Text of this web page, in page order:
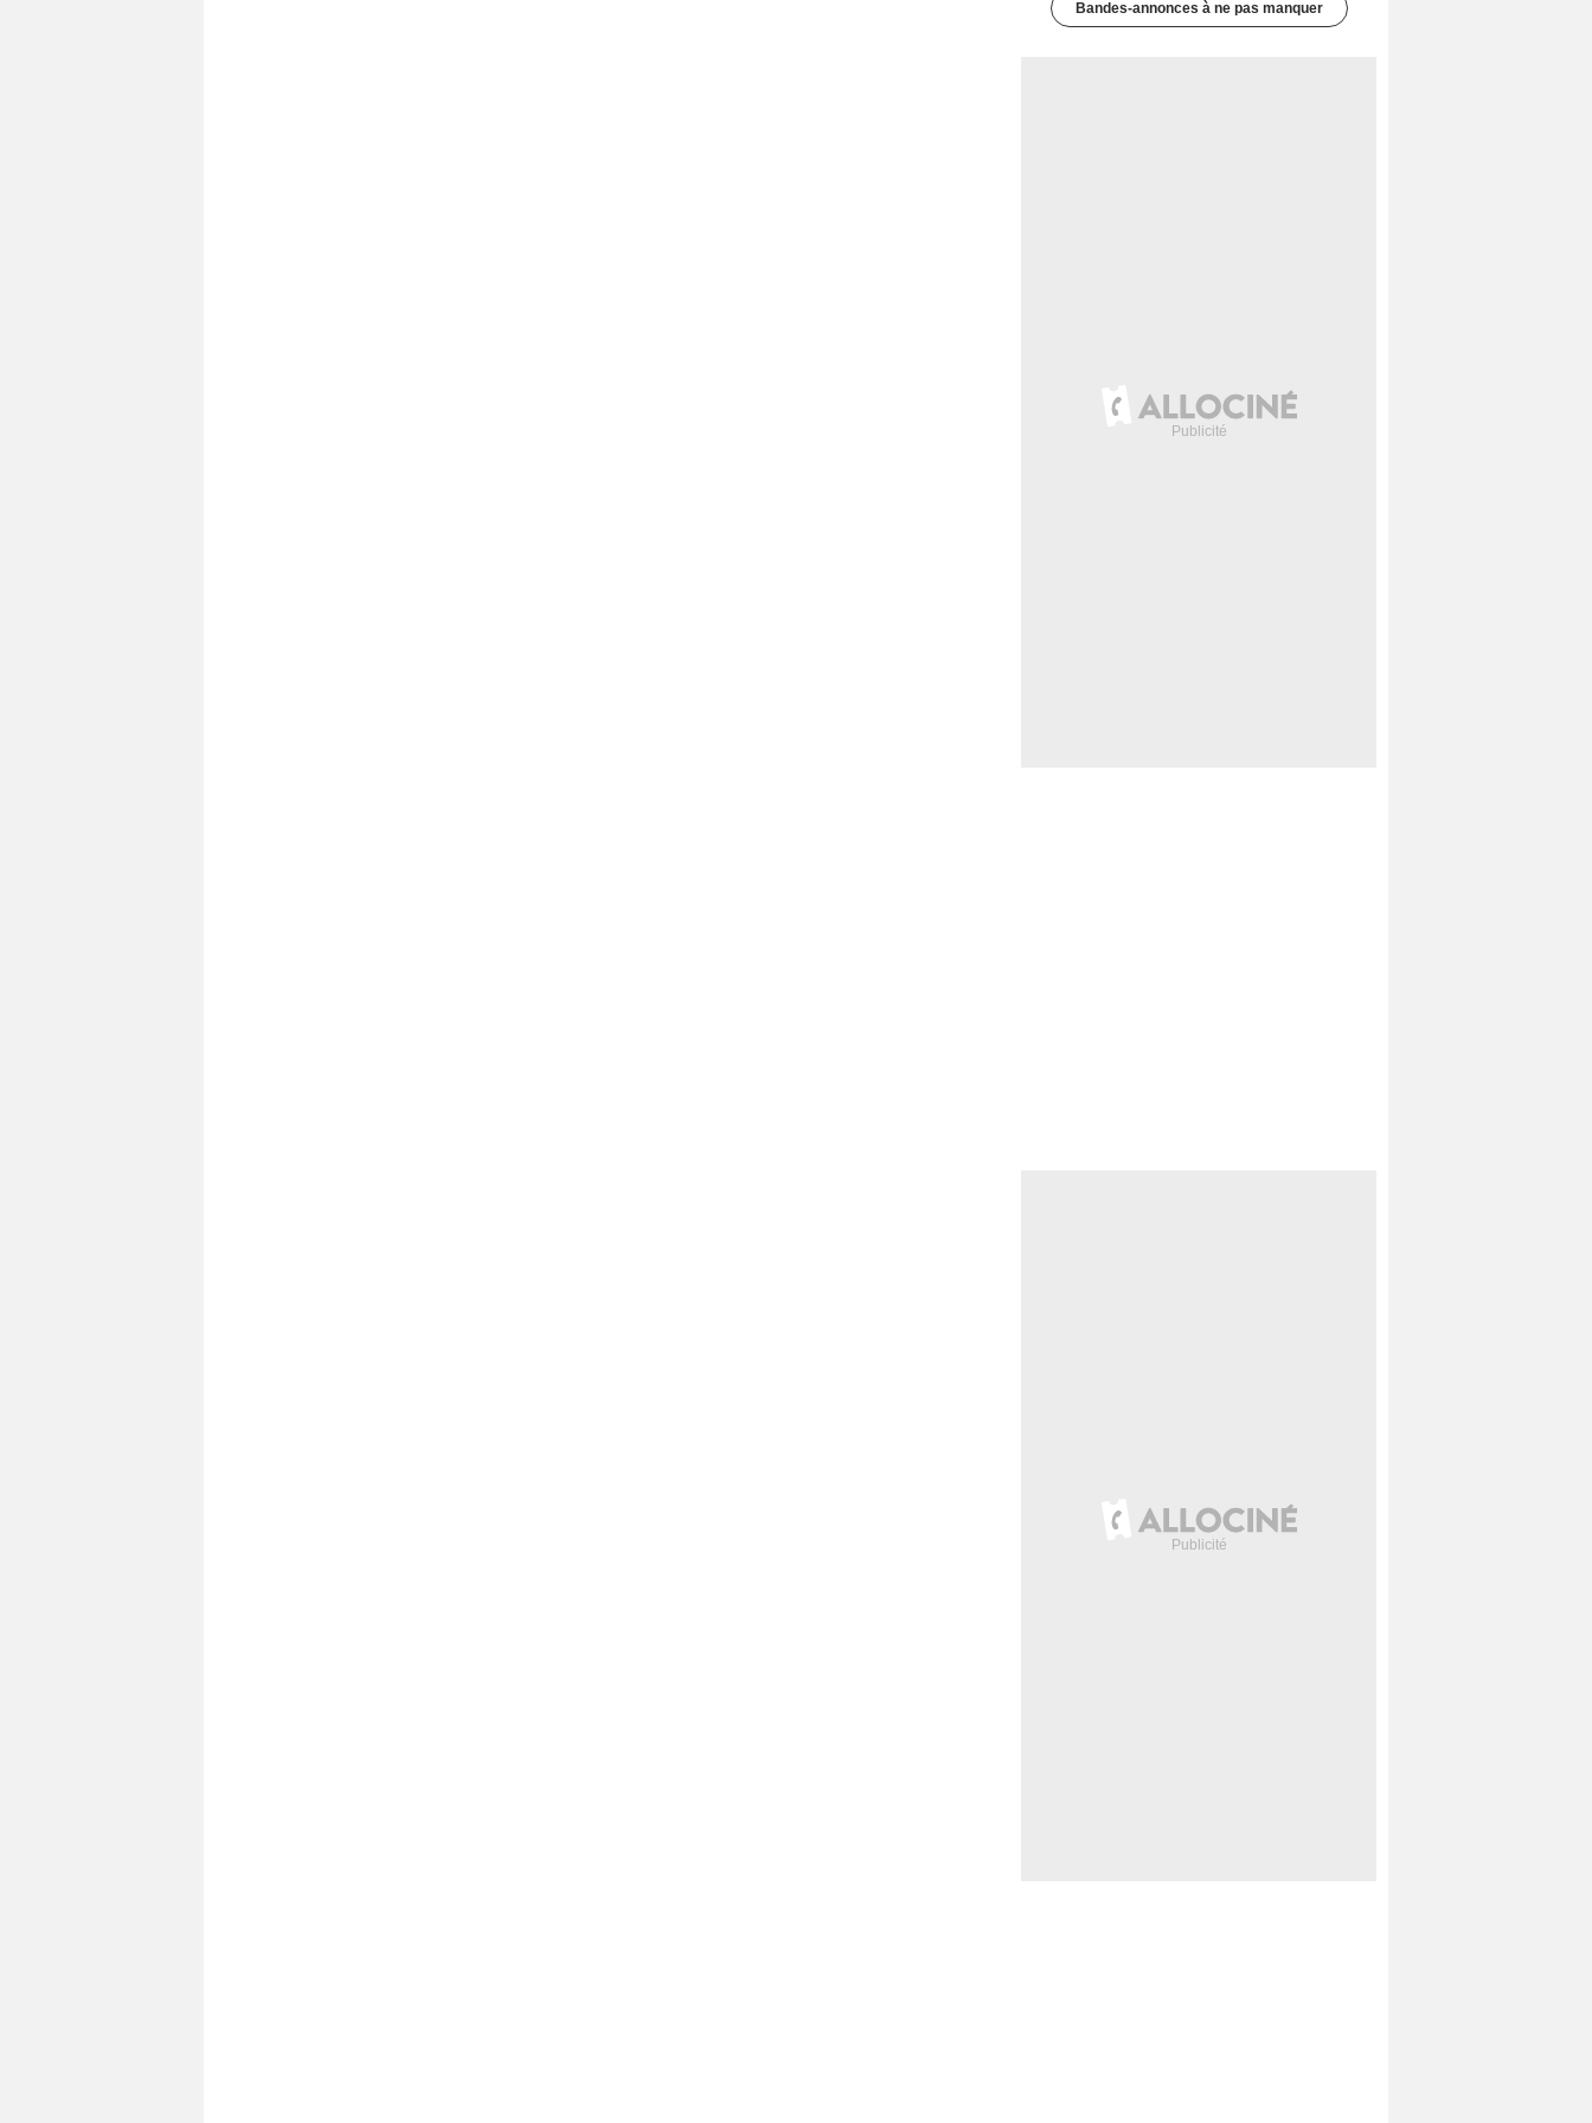
Bandes-annonces à ne pas manquer